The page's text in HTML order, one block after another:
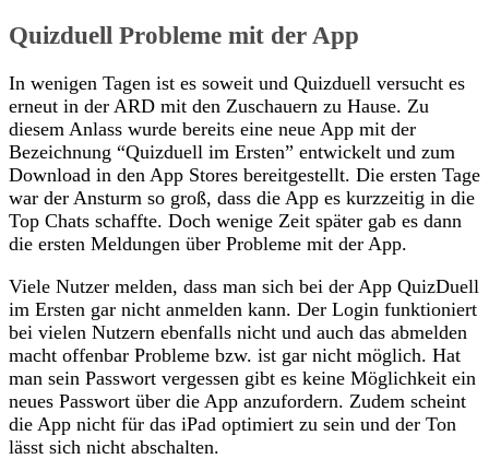
Quizduell Probleme mit der App
In wenigen Tagen ist es soweit und Quizduell versucht es
erneut in der ARD mit den Zuschauern zu Hause. Zu
diesem Anlass wurde bereits eine neue App mit der
Bezeichnung “Quizduell im Ersten” entwickelt und zum
Download in den App Stores bereitgestellt. Die ersten Tage
war der Ansturm so groß, dass die App es kurzzeitig in die
Top Chats schaffte. Doch wenige Zeit später gab es dann
die ersten Meldungen über Probleme mit der App.
Viele Nutzer melden, dass man sich bei der App QuizDuell
im Ersten gar nicht anmelden kann. Der Login funktioniert
bei vielen Nutzern ebenfalls nicht und auch das abmelden
macht offenbar Probleme bzw. ist gar nicht möglich. Hat
man sein Passwort vergessen gibt es keine Möglichkeit ein
neues Passwort über die App anzufordern. Zudem scheint
die App nicht für das iPad optimiert zu sein und der Ton
lässt sich nicht abschalten.